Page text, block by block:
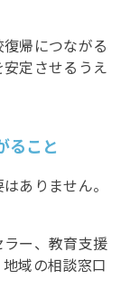
帰につながる
定させるうえ
ること
ありません。
ー、教育支援
域の相談窓口